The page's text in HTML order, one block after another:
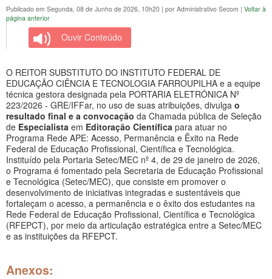
Publicado em Segunda, 08 de Junho de 2026, 10h20 | por Administrativo Secom | Voltar à
página anterior
Ouvir Conteúdo
O REITOR SUBSTITUTO DO INSTITUTO FEDERAL DE
EDUCAÇÃO CIÊNCIA E TECNOLOGIA FARROUPILHA e a equipe
técnica gestora designada pela PORTARIA ELETRÔNICA Nº
223/2026 - GRE/IFFar, no uso de suas atribuições, divulga o
resultado final e a convocação da Chamada pública de Seleção
de Especialista em Editoração Científica para atuar no
Programa Rede APE: Acesso, Permanência e Êxito na Rede
Federal de Educação Profissional, Científica e Tecnológica.
Instituído pela Portaria Setec/MEC nº 4, de 29 de janeiro de 2026,
o Programa é fomentado pela Secretaria de Educação Profissional
e Tecnológica (Setec/MEC), que consiste em promover o
desenvolvimento de iniciativas integradas e sustentáveis que
fortaleçam o acesso, a permanência e o êxito dos estudantes na
Rede Federal de Educação Profissional, Científica e Tecnológica
(RFEPCT), por meio da articulação estratégica entre a Setec/MEC
e as instituições da RFEPCT.
Anexos: